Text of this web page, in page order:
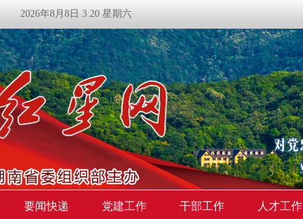
2026年8月8日 3:20 星期六
要闻快递 党建工作 干部工作 人才工作